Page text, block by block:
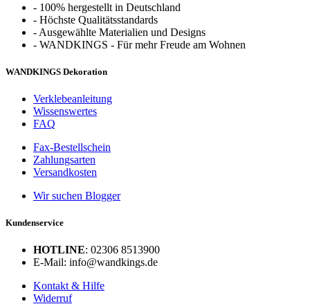
- 100% hergestellt in Deutschland
- Höchste Qualitätsstandards
- Ausgewählte Materialien und Designs
- WANDKINGS - Für mehr Freude am Wohnen
WANDKINGS Dekoration
Verklebeanleitung
Wissenswertes
FAQ
Fax-Bestellschein
Zahlungsarten
Versandkosten
Wir suchen Blogger
Kundenservice
HOTLINE: 02306 8513900
E-Mail: info@wandkings.de
Kontakt & Hilfe
Widerruf